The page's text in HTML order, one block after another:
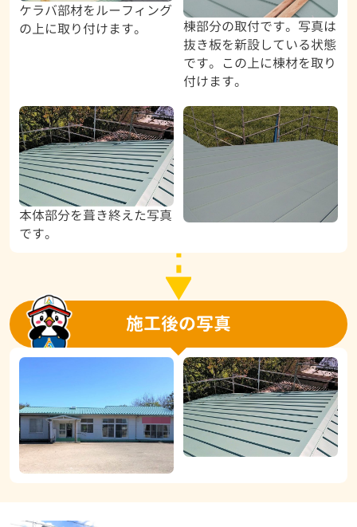
ケラバ部材をルーフィング
の上に取り付けます。
棟部分の取付です。写真は
抜き板を新設している状態
です。この上に棟材を取り
付けます。
本体部分を葺き終えた写真
です。
施工後の写真